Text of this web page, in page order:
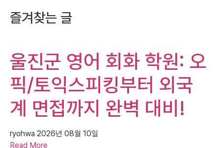
즐겨찾는 글
울진군 영어 회화 학원: 오
픽/토익스피킹부터 외국
계 면접까지 완벽 대비!
ryohwa 2026년 08월 10일
Read More